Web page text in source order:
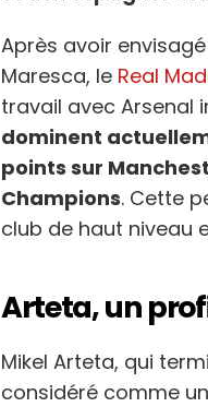
Après avoir
Maresca, le Real
travail avec Arsenal
dominent
points sur
Champions. Cette
club de haut niveau
Arteta, un
Mikel Arteta, qui
considéré comme